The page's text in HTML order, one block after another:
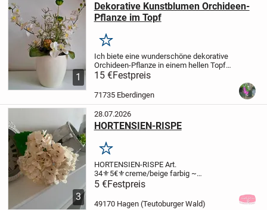
1
Dekorative Kunstblumen Orchideen-
Pflanze im Topf
Merken
Ich biete eine wunderschöne dekorative
Orchideen-Pflanze in einem hellen Topf
an. Diese Kunstpflanze bringt eine frische
und elegante Atmosphäre in dein
Zuhause, ohne dass du dich um die
15 €Festpreis
71735 Eberdingen
3
28.07.2026
HORTENSIEN-RISPE
Merken
HORTENSIEN-RISPEArt.
34⚜️5€⚜️creme/beige farbig ~
hochwertig verarbeitet ~ aus dem Hause
DEKO FLORALE
5 €Festpreis
49170 Hagen (Teutoburger Wald)